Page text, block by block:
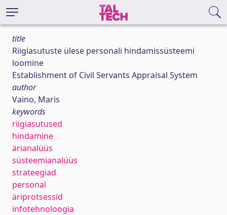
title
Riigiasutuste ülese personali hindamissüsteemi
loomine
Establishment of Civil Servants Appraisal System
author
Vaino, Maris
keywords
riigiasutused
hindamine
ärianalüüs
süsteemianalüüs
strateegiad
personal
äriprotsessid
infotehnoloogia